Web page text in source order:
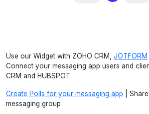
Use our Widget with ZOHO CRM, JOTFORM
Connect your messaging app users and
CRM and HUBSPOT
Create Polls for your messaging app |
messaging group